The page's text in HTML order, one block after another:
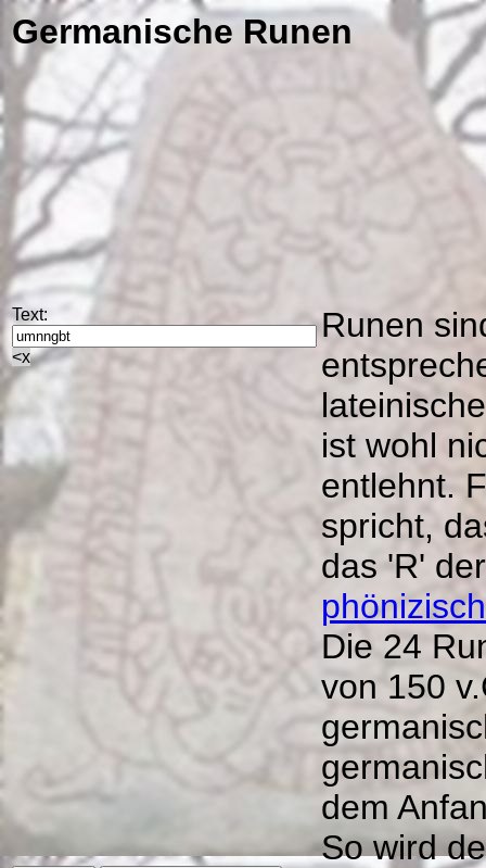
Germanische Runen
Text:
<x
Runen
ist wohl
entlehnt.
spricht,
das 'R'
Die 24
von 150
dem
So wird